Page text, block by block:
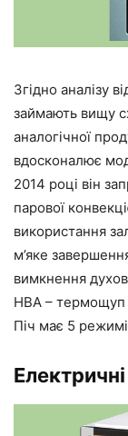
Згідно аналізу
займають вищу
аналогічної
вдосконалює
2014 році він
парової
використання
м’яке
вимкнення
HBA – термощуп
Піч має 5